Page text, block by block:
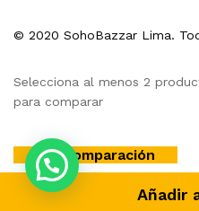
Añadir
© 2020 SohoBazzar Lima.
Selecciona al menos 2
para comparar
Ver comparación